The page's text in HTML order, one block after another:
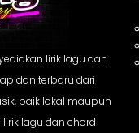
lirik lagu dan
dan terbaru dari
baik lokal maupun
lagu dan chord